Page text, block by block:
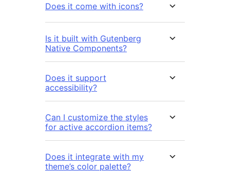
Does it come with icons?
Is it built with Gutenberg
Native Components?
Does it support
accessibility?
Can I customize the styles
for active accordion items?
Does it integrate with my
theme’s color palette?